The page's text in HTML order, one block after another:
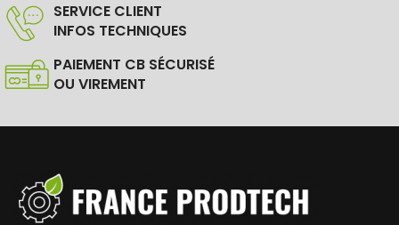
SERVICE CLIENT
INFOS TECHNIQUES
PAIEMENT CB SÉCURISÉ
OU VIREMENT